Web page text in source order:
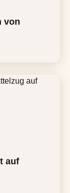
von
auf